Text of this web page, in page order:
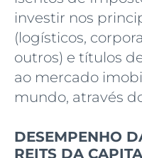
investir nos
(logísticos,
outros) e títulos
ao mercado
mundo, através
DESEMPENHO
REITS DA